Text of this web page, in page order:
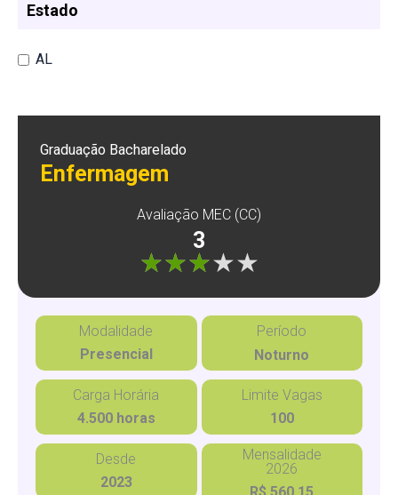
Estado
AL
Graduação Bacharelado
Enfermagem
Avaliação MEC (CC)
3
Modalidade
Presencial
Período
Noturno
Carga Horária
4.500 horas
Limite Vagas
100
Desde
2023
Mensalidade
2026